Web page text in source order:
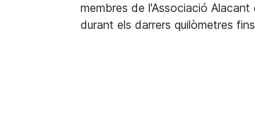
membres de l'Associació
durant els darrers quilòmetres